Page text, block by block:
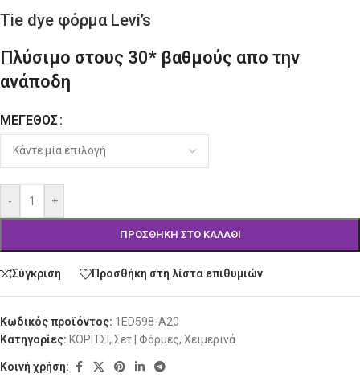
Tie dye φόρμα Levi’s
Πλύσιμο στους 30* βαθμούς απο την
ανάποδη
ΜΈΓΕΘΟΣ
- +
ΠΡΟΣΘΉΚΗ ΣΤΟ ΚΑΛΆΘΙ
Alternative:
Σύγκριση Προσθήκη στη λίστα επιθυμιών
Κωδικός προϊόντος: 1ED598-A20
Κατηγορίες: ΚΟΡΙΤΣΙ , Σετ | Φόρμες, Χειμερινά
Κοινή χρήση: